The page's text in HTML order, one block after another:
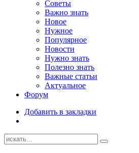
Советы
Важно знать
Новое
Нужное
Популярное
Новости
Нужно знать
Полезно знать
Важные статьи
Актуальное
Форум
Добавить в закладки